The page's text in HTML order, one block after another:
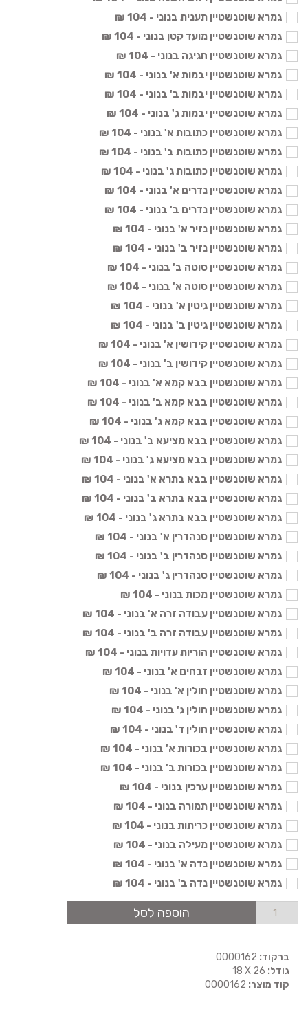
גמרא שוטנשטיין תענית בנוני - 104 ₪
גמרא שוטנשטיין מועד קטן בנוני - 104 ₪
גמרא שוטנשטיין חגיגה בנוני - 104 ₪
גמרא שוטנשטיין יבמות א' בנוני - 104 ₪
גמרא שוטנשטיין יבמות ב' בנוני - 104 ₪
גמרא שוטנשטיין יבמות ג' בנוני - 104 ₪
גמרא שוטנשטיין כתובות א' בנוני - 104 ₪
גמרא שוטנשטיין כתובות ב' בנוני - 104 ₪
גמרא שוטנשטיין כתובות ג' בנוני - 104 ₪
גמרא שוטנשטיין נדרים א' בנוני - 104 ₪
גמרא שוטנשטיין נדרים ב' בנוני - 104 ₪
גמרא שוטנשטיין נזיר א' בנוני - 104 ₪
גמרא שוטנשטיין נזיר ב' בנוני - 104 ₪
גמרא שוטנשטיין סוטה ב' בנוני - 104 ₪
גמרא שוטנשטיין סוטה א' בנוני - 104 ₪
גמרא שוטנשטיין גיטין א' בנוני - 104 ₪
גמרא שוטנשטיין גיטין ב' בנוני - 104 ₪
גמרא שוטנשטיין קידושין א' בנוני - 104 ₪
גמרא שוטנשטיין קידושין ב' בנוני - 104 ₪
גמרא שוטנשטיין בבא קמא א' בנוני - 104 ₪
גמרא שוטנשטיין בבא קמא ב' בנוני - 104 ₪
גמרא שוטנשטיין בבא קמא ג' בנוני - 104 ₪
גמרא שוטנשטיין בבא מציעא ב' בנוני - 104 ₪
גמרא שוטנשטיין בבא מציעא ג' בנוני - 104 ₪
גמרא שוטנשטיין בבא בתרא א' בנוני - 104 ₪
גמרא שוטנשטיין בבא בתרא ב' בנוני - 104 ₪
גמרא שוטנשטיין בבא בתרא ג' בנוני - 104 ₪
גמרא שוטנשטיין סנהדרין א' בנוני - 104 ₪
גמרא שוטנשטיין סנהדרין ב' בנוני - 104 ₪
גמרא שוטנשטיין סנהדרין ג' בנוני - 104 ₪
גמרא שוטנשטיין מכות בנוני - 104 ₪
גמרא שוטנשטיין עבודה זרה א' בנוני - 104 ₪
גמרא שוטנשטיין עבודה זרה ב' בנוני - 104 ₪
גמרא שוטנשטיין הוריות עדויות בנוני - 104 ₪
גמרא שוטנשטיין זבחים א' בנוני - 104 ₪
גמרא שוטנשטיין חולין א' בנוני - 104 ₪
גמרא שוטנשטיין חולין ג' בנוני - 104 ₪
גמרא שוטנשטיין חולין ד' בנוני - 104 ₪
גמרא שוטנשטיין בכורות א' בנוני - 104 ₪
גמרא שוטנשטיין בכורות ב' בנוני - 104 ₪
גמרא שוטנשטיין ערכין בנוני - 104 ₪
גמרא שוטנשטיין תמורה בנוני - 104 ₪
גמרא שוטנשטיין כריתות בנוני - 104 ₪
גמרא שוטנשטיין מעילה בנוני - 104 ₪
גמרא שוטנשטיין נדה א' בנוני - 104 ₪
גמרא שוטנשטיין נדה ב' בנוני - 104 ₪
הוספה לסל
ברקוד:
גודל: 18 X 26
קוד מוצר: